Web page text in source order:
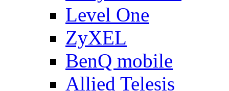
Level One
ZyXEL
BenQ mobile
Allied Telesis